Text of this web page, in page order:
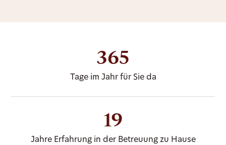
365
Tage im Jahr für Sie da
19
Jahre Erfahrung in der Betreuung zu Hause